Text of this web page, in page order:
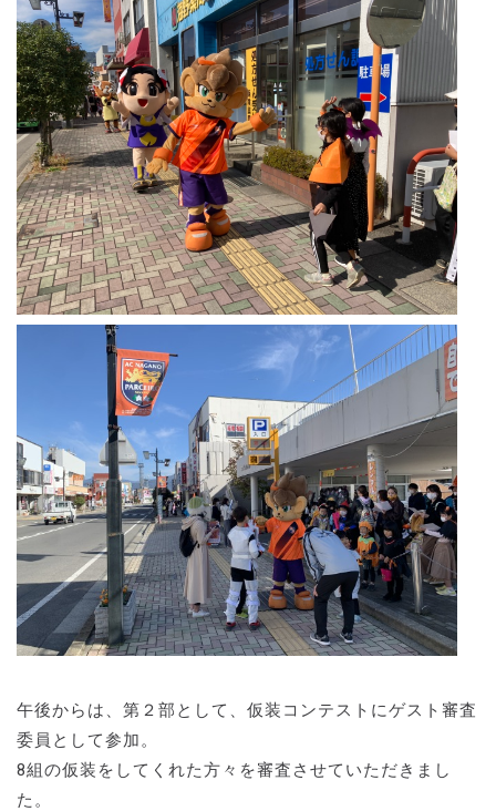
午後からは、第２部として、仮装コンテストにゲスト審査
委員として参加。
8組の仮装をしてくれた方々を審査させていただきまし
た。